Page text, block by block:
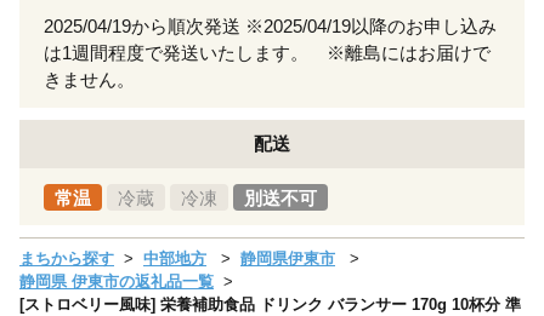
2025/04/19から順次発送 ※2025/04/19以降のお申し込み
は1週間程度で発送いたします。 ※離島にはお届けで
きません。
配送
常温 冷蔵 冷凍 別送不可
まちから探す 中部地方
静岡県伊東市
静岡県 伊東市の返礼品一覧
[ストロベリー風味] 栄養補助食品 ドリンク バランサー 170g 10杯分 準